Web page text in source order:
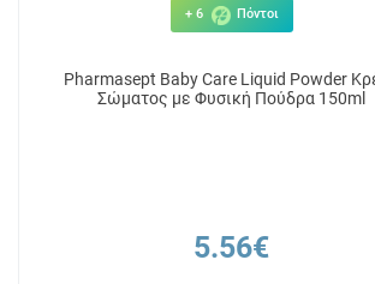
+ 6 Πόντοι
Pharmasept Baby Care Liquid Powder
Σώματος με Φυσική Πούδρα 150ml
5.56€